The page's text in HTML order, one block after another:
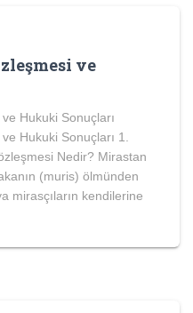
ve
Hukuki Sonuçları
Hukuki Sonuçları 1.
Nedir? Mirastan
(muris) ölmünden
mirasçıların kendilerine